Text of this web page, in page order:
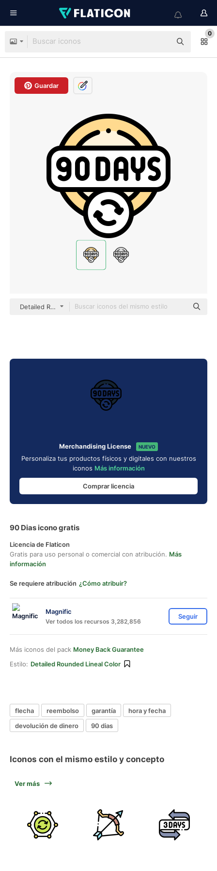
0
Guardar
Detailed Rounded Lineal color
Merchandising License NUEVO
Personaliza tus productos físicos y digitales con nuestros
iconos Más información
Comprar licencia
90 Dias icono gratis
Licencia de Flaticon
Gratis para uso personal o comercial con atribución. Más
información
Se requiere atribución ¿Cómo atribuir?
Magnific
Ver todos los recursos 3,282,856
Seguir
Más iconos del pack Money Back Guarantee
Estilo: Detailed Rounded Lineal Color
flecha reembolso garantía
hora y fecha
devolución de dinero
90 dias
Iconos con el mismo estilo y concepto
Ver más